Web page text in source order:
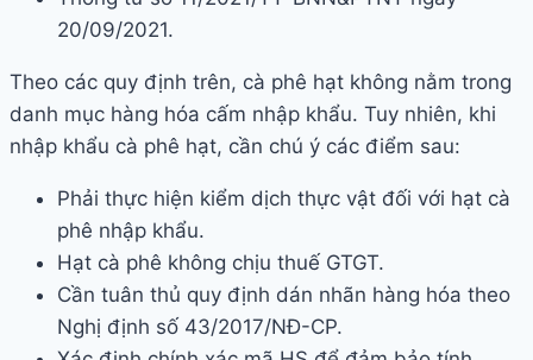
20/09/2021.
Theo các quy định trên, cà phê hạt không nằm trong
danh mục hàng hóa cấm nhập khẩu. Tuy nhiên, khi
nhập khẩu cà phê hạt, cần chú ý các điểm sau:
Phải thực hiện kiểm dịch thực vật đối với hạt cà
phê nhập khẩu.
Hạt cà phê không chịu thuế GTGT.
Cần tuân thủ quy định dán nhãn hàng hóa theo
Nghị định số 43/2017/NĐ-CP.